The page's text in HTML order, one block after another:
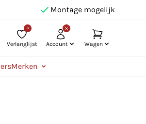
Montage mogelijk
0
Verlanglijst Account Wagen
Merken